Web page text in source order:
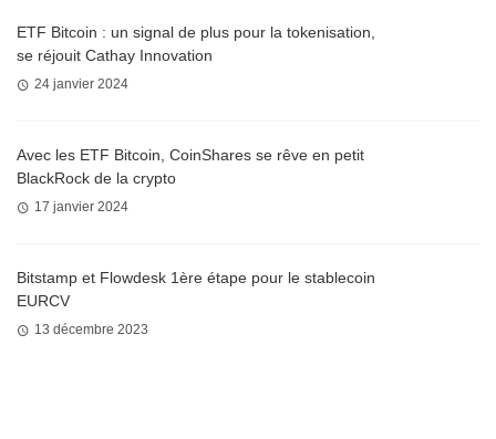
ETF Bitcoin : un signal de plus pour la tokenisation,
se réjouit Cathay Innovation
24 janvier 2024
Avec les ETF Bitcoin, CoinShares se rêve en petit
BlackRock de la crypto
17 janvier 2024
Bitstamp et Flowdesk 1ère étape pour le stablecoin
EURCV
13 décembre 2023